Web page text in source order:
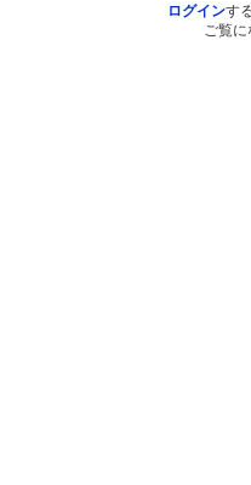
ログインす
ご覧